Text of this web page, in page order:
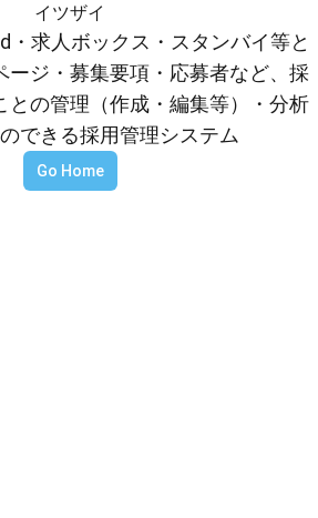
イツザイ
・求人ボックス・スタンバイ等と
ージ・募集要項・応募者など、採
との管理（作成・編集等）・分析
できる採用管理システム
Go Home